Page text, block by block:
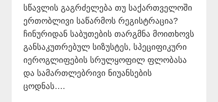
სწავლის გაგრძელება თუ საქართველოში
ერთობლივი საწარმოს რეგისტრაცია?
ჩინურიდან საბუთების თარგმნა მოითხოვს
განსაკუთრებულ სიზუსტეს, სპეციფიკური
იეროგლიფების სრულყოფილ ფლობასა
და სამართლებრივი ნიუანსების
ცოდნას….